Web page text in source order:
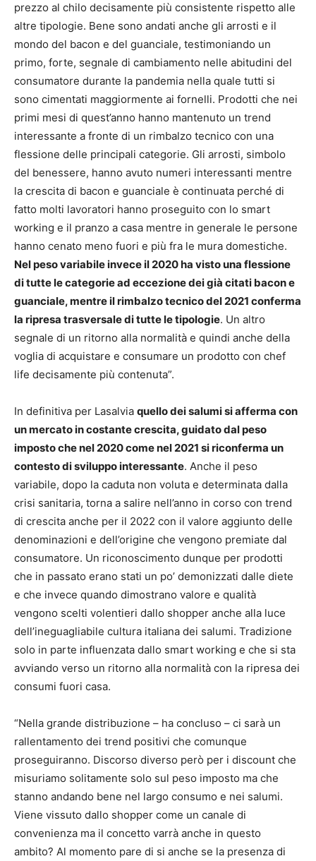
prezzo al chilo decisamente più consistente rispetto alle
altre tipologie. Bene sono andati anche gli arrosti e il
mondo del bacon e del guanciale, testimoniando un
primo, forte, segnale di cambiamento nelle abitudini del
consumatore durante la pandemia nella quale tutti si
sono cimentati maggiormente ai fornelli. Prodotti che nei
primi mesi di quest’anno hanno mantenuto un trend
interessante a fronte di un rimbalzo tecnico con una
flessione delle principali categorie. Gli arrosti, simbolo
del benessere, hanno avuto numeri interessanti mentre
la crescita di bacon e guanciale è continuata perché di
fatto molti lavoratori hanno proseguito con lo smart
working e il pranzo a casa mentre in generale le persone
hanno cenato meno fuori e più fra le mura domestiche.
Nel peso variabile invece il 2020 ha visto una flessione
di tutte le categorie ad eccezione dei già citati bacon e
guanciale, mentre il rimbalzo tecnico del 2021 conferma
la ripresa trasversale di tutte le tipologie. Un altro
segnale di un ritorno alla normalità e quindi anche della
voglia di acquistare e consumare un prodotto con chef
life decisamente più contenuta”.
In definitiva per Lasalvia quello dei salumi si afferma con
un mercato in costante crescita, guidato dal peso
imposto che nel 2020 come nel 2021 si riconferma un
contesto di sviluppo interessante. Anche il peso
variabile, dopo la caduta non voluta e determinata dalla
crisi sanitaria, torna a salire nell’anno in corso con trend
di crescita anche per il 2022 con il valore aggiunto delle
denominazioni e dell’origine che vengono premiate dal
consumatore. Un riconoscimento dunque per prodotti
che in passato erano stati un po’ demonizzati dalle diete
e che invece quando dimostrano valore e qualità
vengono scelti volentieri dallo shopper anche alla luce
dell’ineguagliabile cultura italiana dei salumi. Tradizione
solo in parte influenzata dallo smart working e che si sta
avviando verso un ritorno alla normalità con la ripresa dei
consumi fuori casa.
“Nella grande distribuzione – ha concluso – ci sarà un
rallentamento dei trend positivi che comunque
proseguiranno. Discorso diverso però per i discount che
misuriamo solitamente solo sul peso imposto ma che
stanno andando bene nel largo consumo e nei salumi.
Viene vissuto dallo shopper come un canale di
convenienza ma il concetto varrà anche in questo
ambito? Al momento pare di si anche se la presenza di